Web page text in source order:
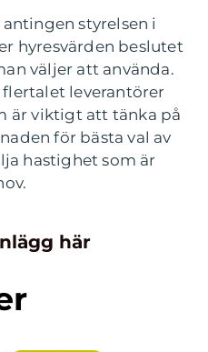
styrelsen i
hyresvärden beslutet
väljer att använda.
flertalet leverantörer
är viktigt att tänka på
för bästa val av
hastighet som är
här